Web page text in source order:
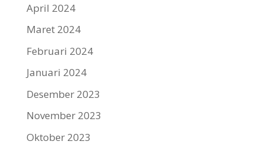
April 2024
Maret 2024
Februari 2024
Januari 2024
Desember 2023
November 2023
Oktober 2023